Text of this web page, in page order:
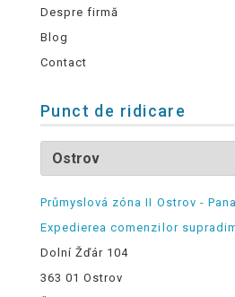
Despre firmă
Blog
Contact
Punct de ridicare
Průmyslová zóna II Ostrov -
Expedierea comenzilor
Dolní Žďár 104
363 01 Ostrov